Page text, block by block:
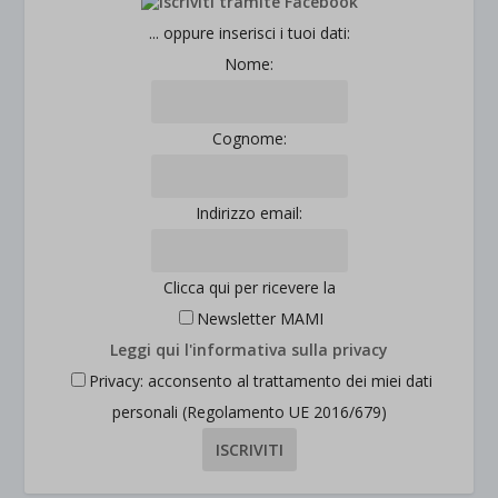
... oppure inserisci i tuoi dati:
Nome:
Cognome:
Indirizzo email:
Clicca qui per ricevere la
Newsletter MAMI
Leggi qui l'informativa sulla privacy
Privacy: acconsento al trattamento dei miei dati
personali (Regolamento UE 2016/679)
jetpackState[message]